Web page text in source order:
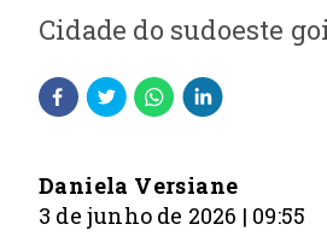
Cidade do sudoeste
Daniela Versiane
3 de junho de 2026 | 09:55